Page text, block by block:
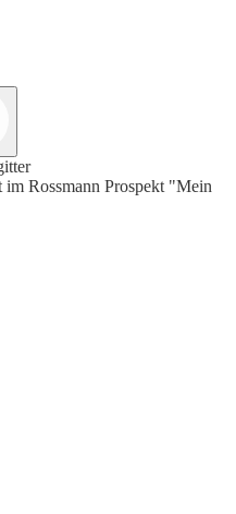
Rossmann Prospekt "Mein